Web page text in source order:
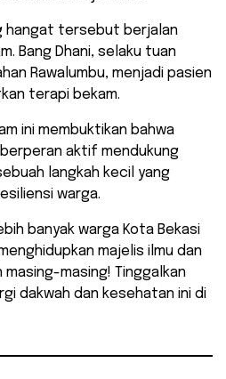
hangat tersebut berjalan
Bang Dhani, selaku tuan
Rawalumbu, menjadi pasien
terapi bekam.
ini membuktikan bahwa
aktif mendukung
langkah kecil yang
warga.
banyak warga Kota Bekasi
majelis ilmu dan
masing! Tinggalkan
dakwah dan kesehatan ini di